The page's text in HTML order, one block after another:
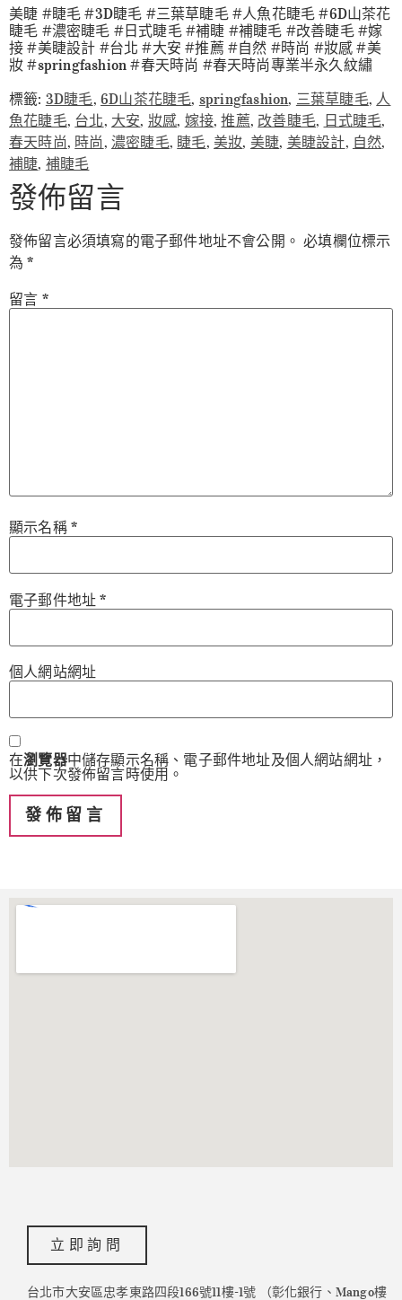
美睫 #睫毛 #3D睫毛 #三葉草睫毛 #人魚花睫毛 #6D山茶花
睫毛 #濃密睫毛 #日式睫毛 #補睫 #補睫毛 #改善睫毛 #嫁
接 #美睫設計 #台北 #大安 #推薦 #自然 #時尚 #妝感 #美
妝 #springfashion #春天時尚 #春天時尚專業半永久紋繡
標籤: 3D睫毛,6D山茶花睫毛, springfashion, 三葉草睫毛, 人
魚花睫毛, 台北, 大安, 妝感, 嫁接,推薦, 改善睫毛, 日式睫毛,
春天時尚, 時尚,濃密睫毛, 睫毛, 美妝, 美睫, 美睫設計, 自然,
補睫, 補睫毛
發佈留言
發佈留言必須填寫的電子郵件地址不會公開。 必填欄位標示
為*
留言 *
顯示名稱 *
電子郵件地址*
個人網站網址
在瀏覽器中儲存顯示名稱、電子郵件地址及個人網站網址，
以供下次發佈留言時使用。
立即詢問
台北市大安區忠孝東路四段166號11樓-1號 （彰化銀行、Mango樓